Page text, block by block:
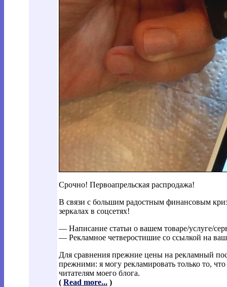
Срочно! Первоапрельская распродажа!
В связи с большим радостным финансовым
зеркалах в соцсетях!
— Написание статьи о вашем товаре/услуге/
— Рекламное четверостишие со ссылкой на
Для сравнения прежние цены на рекламный
прежними: я могу рекламировать только то,
читателям моего блога.
( Read more... )